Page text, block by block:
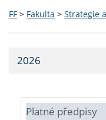
FF > Fakulta > Strategie
2026
Platné předpisy